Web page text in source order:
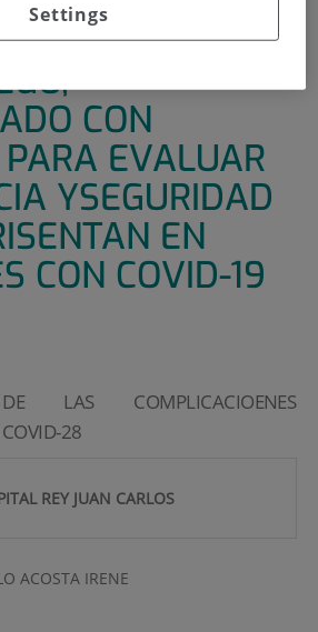
CON
EVALUAR
YSEGURIDAD
EN
CON COVID-19
LAS COMPLICACIOENES
COVID-28
REY JUAN CARLOS
ACOSTA IRENE
Settings